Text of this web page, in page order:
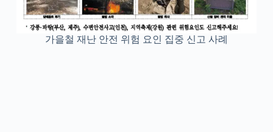
가을철 재난 안전 위험 요인 집중 신고 사례